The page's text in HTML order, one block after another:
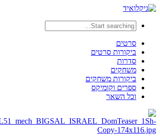
סרטים
ביקורות סרטים
סדרות
משחקים
ביקורות משחקים
ספרים וקומיקס
וכל השאר